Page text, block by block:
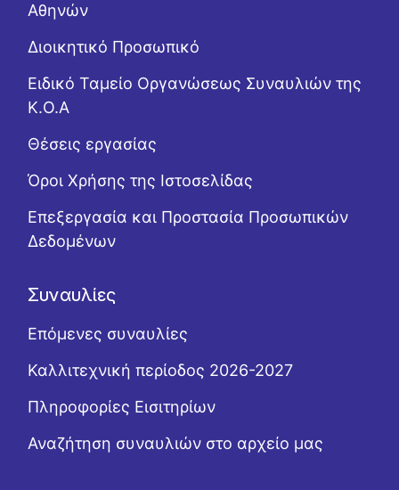
Αθηνών
Διοικητικό Προσωπικό
Ειδικό Ταμείο Οργανώσεως Συναυλιών της
Κ.Ο.Α
Θέσεις εργασίας
Όροι Χρήσης της Ιστοσελίδας
Επεξεργασία και Προστασία Προσωπικών
Δεδομένων
Συναυλίες
Επόμενες συναυλίες
Καλλιτεχνική περίοδος 2026-2027
Πληροφορίες Εισιτηρίων
Αναζήτηση συναυλιών στο αρχείο μας